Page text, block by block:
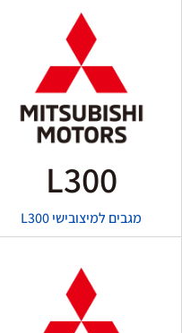
L300
מגבים למיצובישי L300